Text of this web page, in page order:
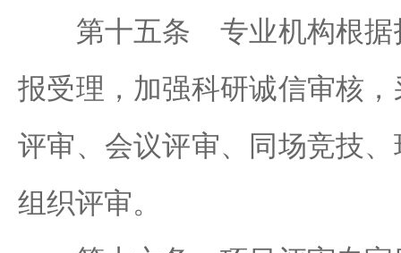
第十五条 专业机构根据
报受理，加强科研诚信审核
评审、会议评审、同场竞技
组织评审。